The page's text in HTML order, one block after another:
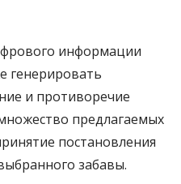
информации
генерировать
и противоречие
предлагаемых
постановления
забавы.